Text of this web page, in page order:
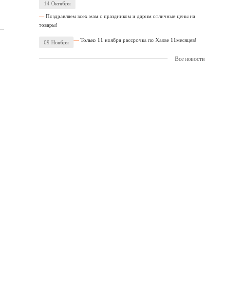
14 Октября
Поздравляем всех мам с праздником и дарим отличные цены на
товары!
09 Ноября Только 11 ноября рассрочка по Халве 11месяцев!
Все новости